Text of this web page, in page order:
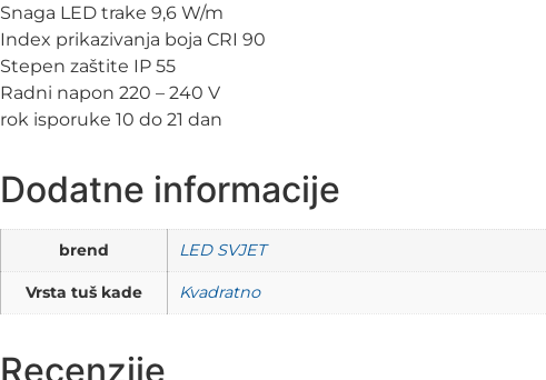
Snaga LED trake 9,6 W/m
Index prikazivanja boja CRI 90
Stepen zaštite IP 55
Radni napon 220 – 240 V
rok isporuke 10 do 21 dan
Dodatne informacije
brend LED SVJET
Vrsta tuš kade Kvadratno
Recenzije